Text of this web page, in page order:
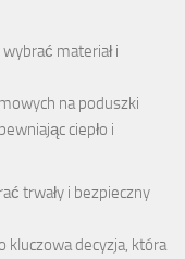
materiał i
na poduszki
ciepło i
trwały i bezpieczny
kluczowa decyzja, która